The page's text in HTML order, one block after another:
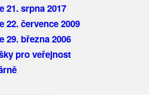
21. srpna 2017
22. července 2009
29. března 2006
pro veřejnost